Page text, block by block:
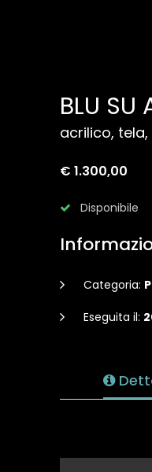
BLU SU
acrilico, tela,
€ 1.300,00
Disponibile
Categoria:
Eseguita il: